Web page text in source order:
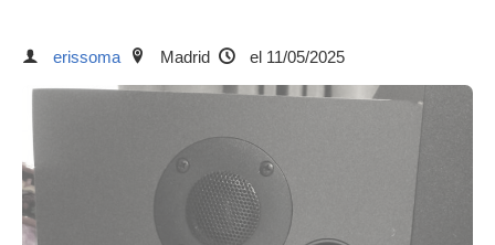
erissoma Madrid el 11/05/2025